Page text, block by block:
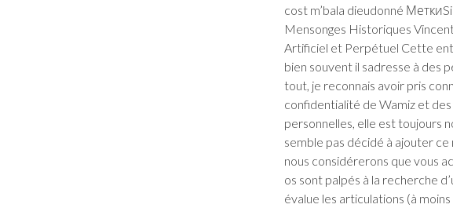
cost m’bala dieudonné
Mensonges Historiques
Artificiel et Perpétuel Cette
bien souvent il sadresse à des
tout, je reconnais avoir pris
confidentialité de Wamiz et
personnelles, elle est toujours
semble pas décidé à ajouter
nous considérerons que vous
os sont palpés à la recherche
évalue les articulations (à